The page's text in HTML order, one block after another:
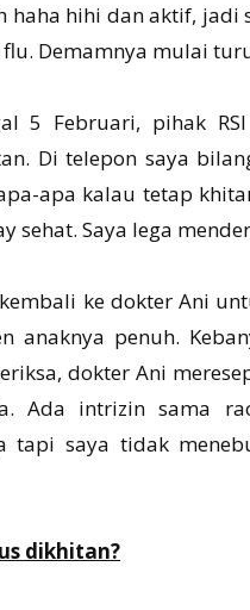
haha hihi dan aktif,
flu. Demamnya mulai
5 Februari, pihak
Di telepon saya
apa kalau tetap
sehat. Saya lega
ke dokter Ani
anaknya penuh.
dokter Ani
Ada intrizin sama
tapi saya tidak
dikhitan?